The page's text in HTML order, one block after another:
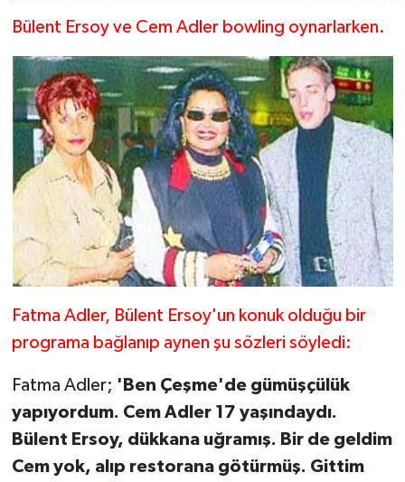
Bülent Ersoy ve Cem Adler bowling oynarlarken.
Fatma Adler, Bülent Ersoy'un konuk olduğu bir
programa bağlanıp aynen şu sözleri söyledi:
Fatma Adler; 'Ben Çeşme'de gümüşçülük
yapıyordum. Cem Adler 17 yaşındaydı.
Bülent Ersoy, dükkana uğramış. Bir de geldim
Cem yok, alıp restorana götürmüş. Gittim